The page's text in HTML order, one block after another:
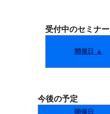
受付中のセミナー
開催日 ▲
今後の予定
開催日